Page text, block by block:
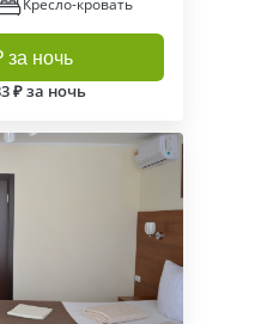
Кресло-кровать
за ночь
₽ за ночь